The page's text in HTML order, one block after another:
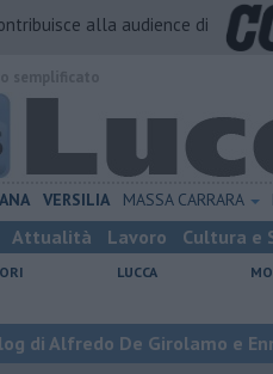
alla audience di
VERSILIA MASSA CARRARA
Attualità Lavoro Cultura e
LUCCA
di Alfredo De Girolamo e